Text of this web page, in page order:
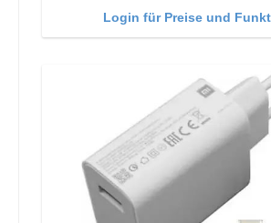
Login für Preise und